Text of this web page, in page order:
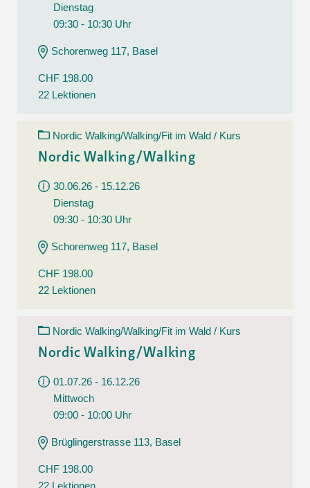
Dienstag
09:30 - 10:30 Uhr
Schorenweg 117, Basel
CHF 198.00
22 Lektionen
Nordic Walking/Walking/Fit im Wald / Kurs
Nordic Walking/Walking
30.06.26 - 15.12.26
Dienstag
09:30 - 10:30 Uhr
Schorenweg 117, Basel
CHF 198.00
22 Lektionen
Nordic Walking/Walking/Fit im Wald / Kurs
Nordic Walking/Walking
01.07.26 - 16.12.26
Mittwoch
09:00 - 10:00 Uhr
Brüglingerstrasse 113, Basel
CHF 198.00
22 Lektionen